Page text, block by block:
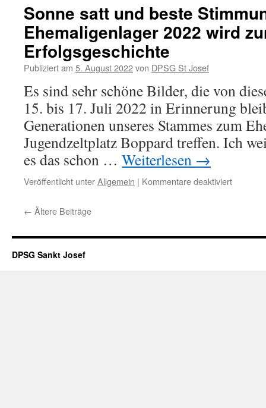
Sonne satt und beste
Ehemaligenlager 2022 wird
Erfolgsgeschichte
Publiziert am 5. August 2022von DPSG St Josef
Es sind sehr schöne Bilder, die von
15. bis 17. Juli 2022 in Erinnerung
Generationen unseres Stammes zum
Jugendzeltplatz Boppard treffen. Ich
es das schon … Weiterlesen →
Veröffentlicht unterAllgemein | Kommentare deaktiviertfür
← Ältere Beiträge
DPSG Sankt Josef